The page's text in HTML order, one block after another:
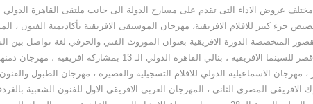
عروض الاداء التى تقدم على مسارح الدولة الى جانب ملتقى القاهرة الدولي
جزء كبير للافلام الافريقية، مهرجان الموسيقى الافريقية بأكاديمية الفنون ،
المتخصصة الدورة الافريقية بعنوان الموروث الفني والحرفي لغة تواصل بين
في اسوان ، مهرجان الاقصر للسينما الافريقية ، بنالي القاهرة الدولي الـ 13 بمشاركة افريقية ، مهرجان
، مهرجان الاسماعيلية الدولي للافلام التسجيلية والقصيرة ، مهرجان الطبول والفنون
الافريقي المصري الثاني ، المهرجان العربي الافريقي الاول للفنون الشعبية